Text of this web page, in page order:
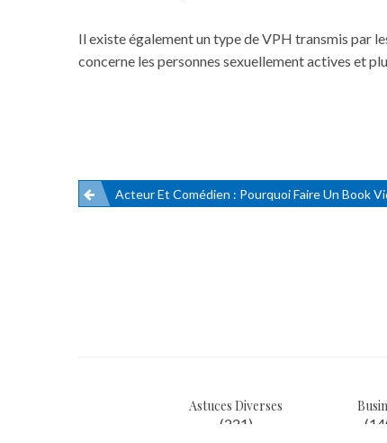
Il existe également un type de VPH transmis par
concerne les personnes sexuellement actives et
Navigation
Acteur Et Comédien : Pourquoi Faire Un Book
Astuces Diverses
(221)